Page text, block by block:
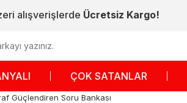
alışverişlerde Ücretsiz Kargo!
ÇOK SATANLAR
Güçlendiren Soru Bankası